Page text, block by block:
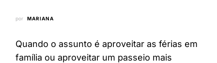
por MARIANA
Quando o assunto é aproveitar as férias em
família ou aproveitar um passeio mais